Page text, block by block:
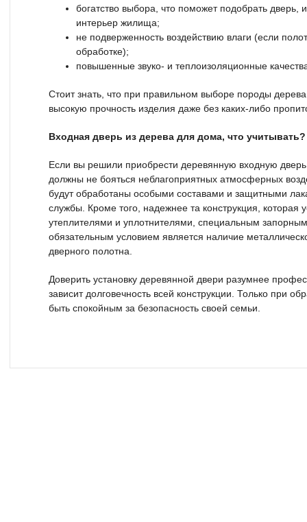
богатство выбора, что поможет подобрать
интерьер жилища;
не подверженность воздействию влаги (если
обработке);
повышенные звуко- и теплоизоляционные
Стоит знать, что при правильном выборе породы
высокую прочность изделия даже без каких-либо
Входная дверь из дерева для дома, что учитывать?
Если вы решили приобрести деревянную входную
должны не бояться неблагоприятных атмосферных
будут обработаны особыми составами и защитными
службы. Кроме того, надежнее та конструкция, которая
утеплителями и уплотнителями, специальным
обязательным условием является наличие
дверного полотна.
Доверить установку деревянной двери разумнее
зависит долговечность всей конструкции. Только при
быть спокойным за безопасность своей семьи.